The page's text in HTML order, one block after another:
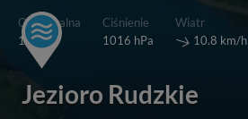
Odczuwalna
15oC
Ciśnienie
1016 hPa
Wiatr
10.8 km/h
Jezioro Rudzkie